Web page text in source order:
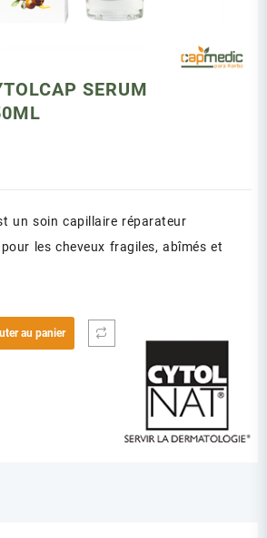
SERUM
un soin capillaire réparateur
les cheveux fragiles, abîmés et
au panier